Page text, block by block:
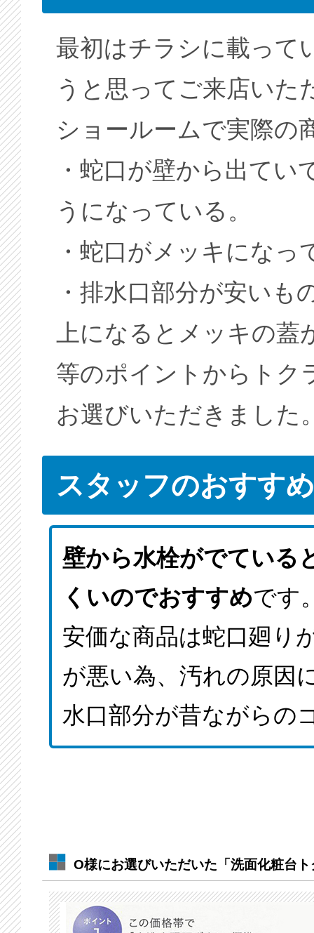
最初はチラシに載って
うと思ってご来店いた
ショールームで実際の
・蛇口が壁から出て
うになっている。
・蛇口がメッキにな
・排水口部分が安い
上になるとメッキの蓋
等のポイントからトク
お選びいただきました
スタッフのおすす
壁から水栓がでている
くいのでおすすめです
安価な商品は蛇口廻り
が悪い為、汚れの原因
水口部分が昔ながらの
O様にお選びいただいた「洗面化粧台